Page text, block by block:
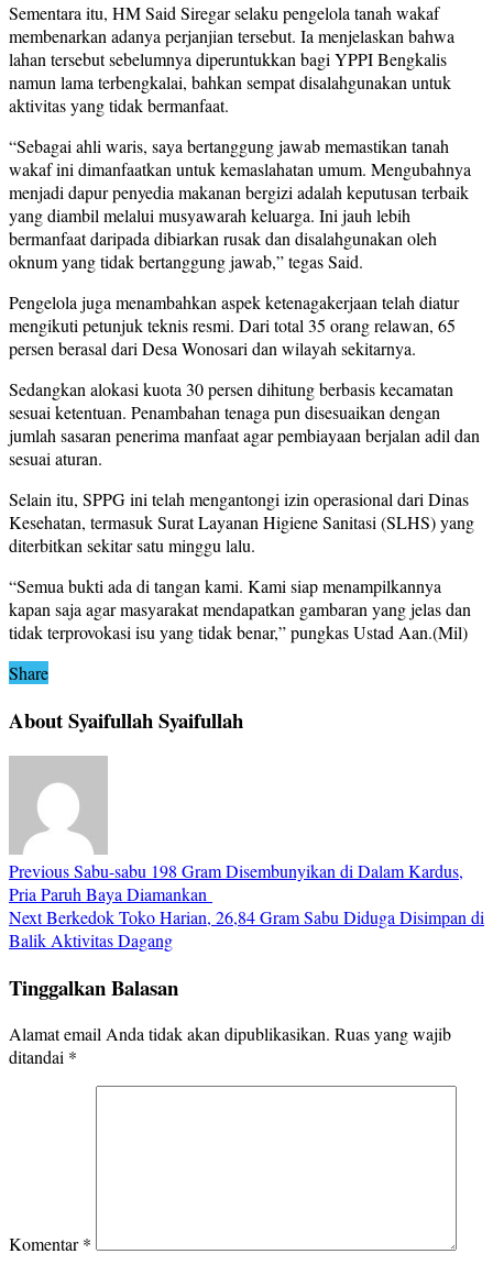
Sementara itu, HM Said Siregar selaku pengelola tanah wakaf
membenarkan adanya perjanjian tersebut. Ia menjelaskan bahwa
lahan tersebut sebelumnya diperuntukkan bagi YPPI Bengkalis
namun lama terbengkalai, bahkan sempat disalahgunakan untuk
aktivitas yang tidak bermanfaat.
“Sebagai ahli waris, saya bertanggung jawab memastikan tanah
wakaf ini dimanfaatkan untuk kemaslahatan umum. Mengubahnya
menjadi dapur penyedia makanan bergizi adalah keputusan terbaik
yang diambil melalui musyawarah keluarga. Ini jauh lebih
bermanfaat daripada dibiarkan rusak dan disalahgunakan oleh
oknum yang tidak bertanggung jawab,” tegas Said.
Pengelola juga menambahkan aspek ketenagakerjaan telah diatur
mengikuti petunjuk teknis resmi. Dari total 35 orang relawan, 65
persen berasal dari Desa Wonosari dan wilayah sekitarnya.
Sedangkan alokasi kuota 30 persen dihitung berbasis kecamatan
sesuai ketentuan. Penambahan tenaga pun disesuaikan dengan
jumlah sasaran penerima manfaat agar pembiayaan berjalan adil dan
sesuai aturan.
Selain itu, SPPG ini telah mengantongi izin operasional dari Dinas
Kesehatan, termasuk Surat Layanan Higiene Sanitasi (SLHS) yang
diterbitkan sekitar satu minggu lalu.
“Semua bukti ada di tangan kami. Kami siap menampilkannya
kapan saja agar masyarakat mendapatkan gambaran yang jelas dan
tidak terprovokasi isu yang tidak benar,” pungkas Ustad Aan.(Mil)
Share
About Syaifullah Syaifullah
PreviousSabu-sabu 198 Gram Disembunyikan di Dalam Kardus,
Pria Paruh Baya Diamankan
NextBerkedok Toko Harian, 26,84 Gram Sabu Diduga Disimpan di
Balik Aktivitas Dagang
Tinggalkan Balasan
Alamat email Anda tidak akan dipublikasikan. Ruas yang wajib
ditandai *
Komentar*